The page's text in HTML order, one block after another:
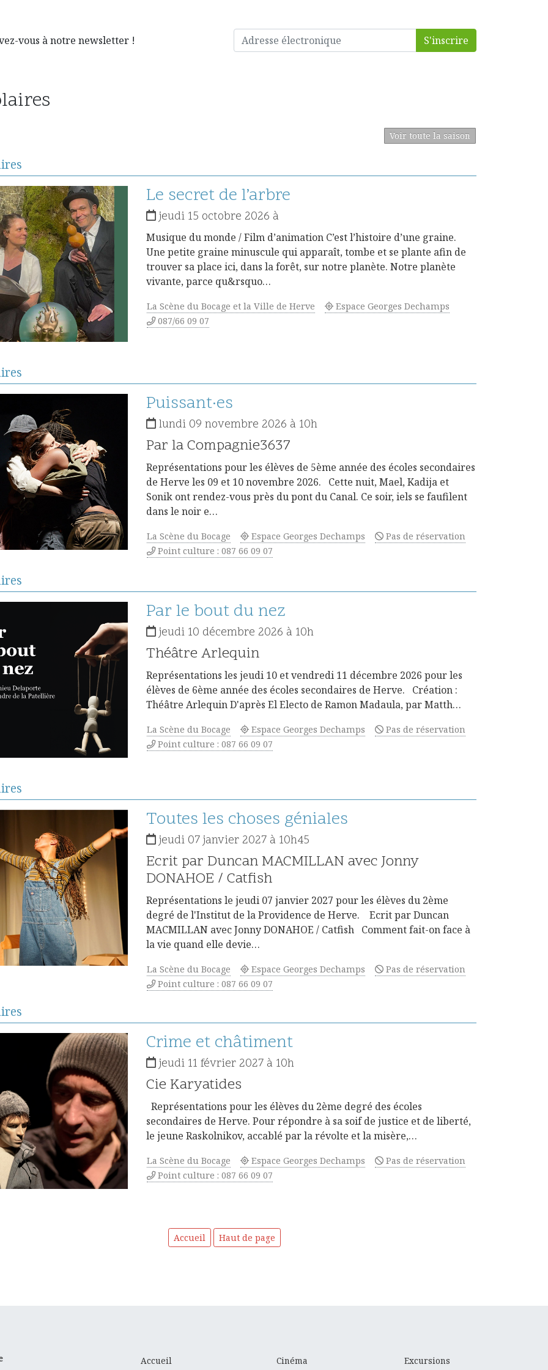
vous à notre newsletter ! S'inscrire
Voir toute la saison
Le secret de l’arbre
jeudi 15 octobre 2026 à
Musique du monde / Film d’animation C’est l’histoire d’une graine.
Une petite graine minuscule qui apparaît, tombe et se plante afin de
trouver sa place ici, dans la forêt, sur notre planète. Notre planète
vivante, parce qu&rsquo…
La Scène du Bocage et la Ville de Herve
Espace Georges Dechamps
087/66 09 07
Puissant·es
lundi 09 novembre 2026 à 10h
Par la Compagnie3637
Représentations pour les élèves de 5ème année des écoles secondaires
de Herve les 09 et 10 novembre 2026. Cette nuit, Mael, Kadija et
Sonik ont rendez-vous près du pont du Canal. Ce soir, iels se faufilent
dans le noir e…
La Scène du Bocage Espace Georges Dechamps
Pas de réservation
Point culture : 087 66 09 07
Par le bout du nez
jeudi 10 décembre 2026 à 10h
Théâtre Arlequin
Représentations les jeudi 10 et vendredi 11 décembre 2026 pour les
élèves de 6ème année des écoles secondaires de Herve. Création :
Théâtre Arlequin D'après El Electo de Ramon Madaula, par Matth…
La Scène du Bocage Espace Georges Dechamps
Pas de réservation
Point culture : 087 66 09 07
Toutes les choses géniales
jeudi 07 janvier 2027 à 10h45
Ecrit par Duncan MACMILLAN avec Jonny
DONAHOE / Catfish
Représentations le jeudi 07 janvier 2027 pour les élèves du 2ème
degré de l'Institut de la Providence de Herve. Ecrit par Duncan
MACMILLAN avec Jonny DONAHOE / Catfish Comment fait-on face à
la vie quand elle devie…
La Scène du Bocage Espace Georges Dechamps
Pas de réservation
Point culture : 087 66 09 07
Crime et châtiment
jeudi 11 février 2027 à 10h
Cie Karyatides
Représentations pour les élèves du 2ème degré des écoles
secondaires de Herve. Pour répondre à sa soif de justice et de liberté,
le jeune Raskolnikov, accablé par la révolte et la misère,…
La Scène du Bocage Espace Georges Dechamps
Pas de réservation
Point culture : 087 66 09 07
Accueil Haut de page
Accueil
Cinéma
Excursions